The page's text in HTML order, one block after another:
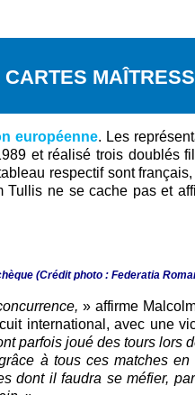
européenne. Les
et réalisé trois doublés
respectif sont
Tullis ne se cache pas et
(Crédit photo : Federatia
» affirme
international, avec une
parfois joué des tours lors
à tous ces matches
dont il faudra se méfier,